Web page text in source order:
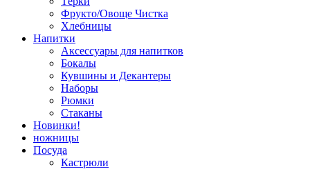
Фрукто/Овоще Чистка
Хлебницы
Напитки
Аксессуары для напитков
Бокалы
Кувшины и Декантеры
Наборы
Рюмки
Стаканы
Новинки!
ножницы
Посуда
Кастрюли